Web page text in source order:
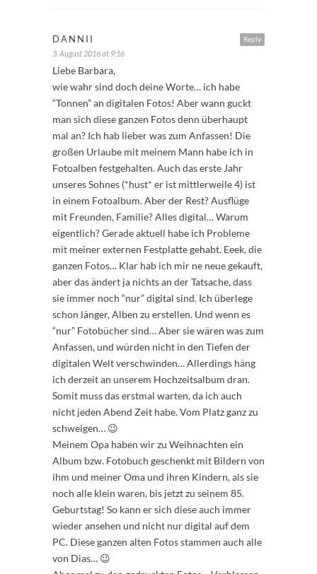
Reply
DANNII
3. August 2016 at 9:16
Liebe Barbara,
wie wahr sind doch deine Worte… ich habe
“Tonnen” an digitalen Fotos! Aber wann guckt
man sich diese ganzen Fotos denn überhaupt
mal an? Ich hab lieber was zum Anfassen! Die
großen Urlaube mit meinem Mann habe ich in
Fotoalben festgehalten. Auch das erste Jahr
unseres Sohnes (*hust* er ist mittlerweile 4) ist
in einem Fotoalbum. Aber der Rest? Ausflüge
mit Freunden, Familie? Alles digital… Warum
eigentlich? Gerade aktuell habe ich Probleme
mit meiner externen Festplatte gehabt. Eeek, die
ganzen Fotos… Klar hab ich mir ne neue gekauft,
aber das ändert ja nichts an der Tatsache, dass
sie immer noch “nur” digital sind. Ich überlege
schon länger, Alben zu erstellen. Und wenn es
“nur” Fotobücher sind… Aber sie wären was zum
Anfassen, und würden nicht in den Tiefen der
digitalen Welt verschwinden… Allerdings häng
ich derzeit an unserem Hochzeitsalbum dran.
Somit muss das erstmal warten, da ich auch
nicht jeden Abend Zeit habe. Vom Platz ganz zu
schweigen… 😉
Meinem Opa haben wir zu Weihnachten ein
Album bzw. Fotobuch geschenkt mit Bildern von
ihm und meiner Oma und ihren Kindern, als sie
noch alle klein waren, bis jetzt zu seinem 85.
Geburtstag! So kann er sich diese auch immer
wieder ansehen und nicht nur digital auf dem
PC. Diese ganzen alten Fotos stammen auch alle
von Dias… 😉